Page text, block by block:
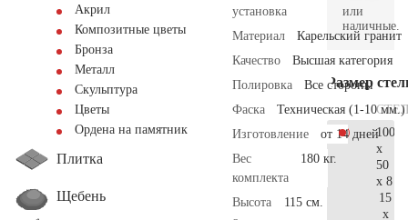
Акрил
Композитные цветы
Бронза
Металл
Скульптура
Цветы
Ордена на памятник
Плитка
Щебень
установка
Материал
Карельский гранит
Качество
Высшая категория
Полировка
Все стороны
Фаска
Техническая (1-10 мм.)
Изготовление
от 14 дней
Вес
комплекта
180 кг.
Высота
115 см.
или
наличные.
Размер
100
x
50
x 8
15
x